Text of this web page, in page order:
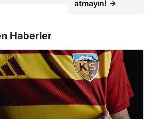
atmayın! →
Haberler